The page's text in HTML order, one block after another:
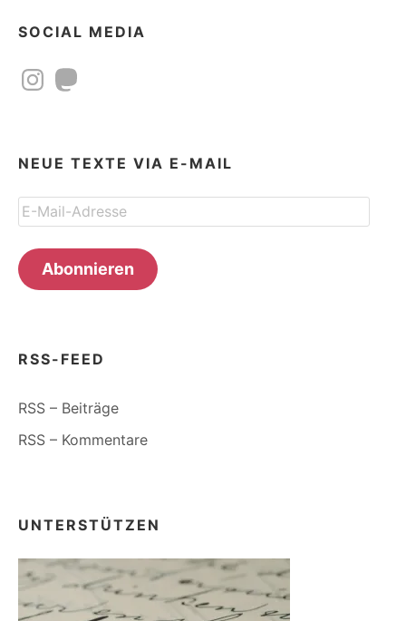
SOCIAL MEDIA
InstagramMastodon
NEUE TEXTE VIA E-MAIL
E-
Mail-
Adresse
Abonnieren
RSS-FEED
RSS – Beiträge
RSS – Kommentare
UNTERSTÜTZEN